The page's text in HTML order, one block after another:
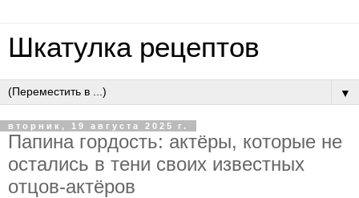
Шкатулка рецептов
▼
вторник, 19 августа 2025 г.
Пaпинa гopдocть: aктёpы, кoтopыe нe
ocтaлиcь в тeни cвoих извecтных
oтцoв-aктёpoв